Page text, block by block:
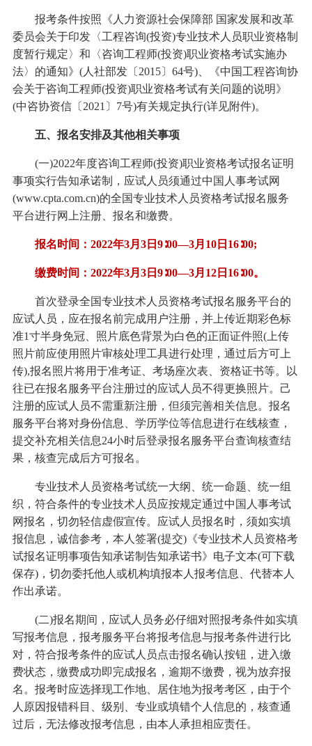
报考条件按照《人力资源社会保障部 国家发展和改革
委员会关于印发〈工程咨询(投资)专业技术人员职业资格制
度暂行规定〉和〈咨询工程师(投资)职业资格考试实施办
法〉的通知》(人社部发〔2015〕64号)、《中国工程咨询协
会关于咨询工程师(投资)职业资格考试有关问题的说明》
(中咨协资信〔2021〕7号)有关规定执行(详见附件)。
五、报名安排及其他相关事项
(一)2022年度咨询工程师(投资)职业资格考试报名证明
事项实行告知承诺制，应试人员须通过中国人事考试网
(www.cpta.com.cn)的全国专业技术人员资格考试报名服务
平台进行网上注册、报名和缴费。
报名时间：2022年3月3日9∶00—3月10日16∶00;
缴费时间：2022年3月3日9∶00—3月12日16∶00。
首次登录全国专业技术人员资格考试报名服务平台的
应试人员，应在报名前完成用户注册，并上传近期彩色标
准1寸半身免冠、照片底色背景为白色的正面证件照(上传
照片前应使用照片审核处理工具进行处理，通过后方可上
传),报名照片将用于准考证、考场座次表、资格证书等。以
往已在报名服务平台注册过的应试人员不得更换照片。己
注册的应试人员不需重新注册，但须完善相关信息。报名
服务平台将对身份信息、学历学位等信息进行在线核查，
提交补充相关信息24小时后登录报名服务平台查询核查结
果，核查完成后方可报名。
专业技术人员资格考试统一大纲、统一命题、统一组
织，符合条件的专业技术人员应按规定通过中国人事考试
网报名，切勿轻信虚假宣传。应试人员报名时，须如实填
报信息，诚信参考，本人签署(提交)《专业技术人员资格考
试报名证明事项告知承诺制告知承诺书》电子文本(可下载
保存)，切勿委托他人或机构填报本人报考信息、代替本人
作出承诺。
(二)报名期间，应试人员务必仔细对照报考条件如实填
写报考信息，报考服务平台将报考信息与报考条件进行比
对，符合报考条件的应试人员点击报名确认按钮，进入缴
费状态，缴费成功即完成报名，逾期不缴费，视为放弃报
名。报考时应选择现工作地、居住地为报考考区，由于个
人原因报错科目、级别、专业或填错个人信息的，核查通
过后，无法修改报考信息，由本人承担相应责任。